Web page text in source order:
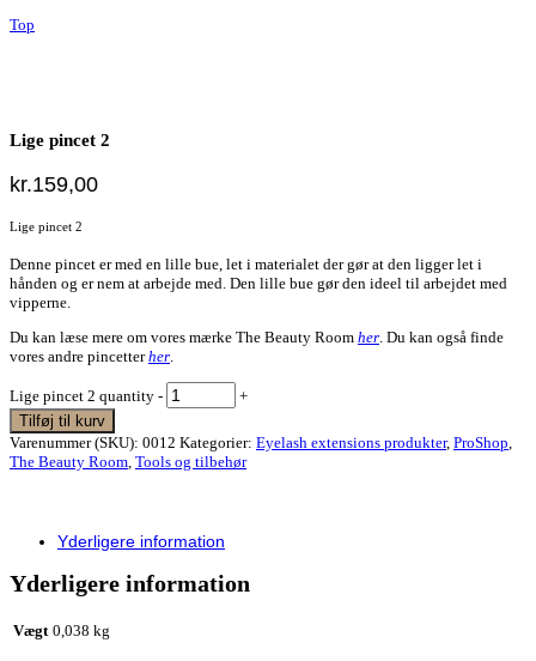
Top
Lige pincet 2
kr.159,00
Lige pincet 2
Denne pincet er med en lille bue, let i materialet der gør at den ligger let i
hånden og er nem at arbejde med. Den lille bue gør den ideel til arbejdet med
vipperne.
Du kan læse mere om vores mærke The Beauty Room her. Du kan også finde
vores andre pincetterher.
Lige pincet 2 quantity -
+
Tilføj til kurv
Varenummer (SKU): 0012 Kategorier: Eyelash extensions produkter, ProShop,
The Beauty Room, Tools og tilbehør
Yderligere information
Yderligere information
Vægt 0,038 kg